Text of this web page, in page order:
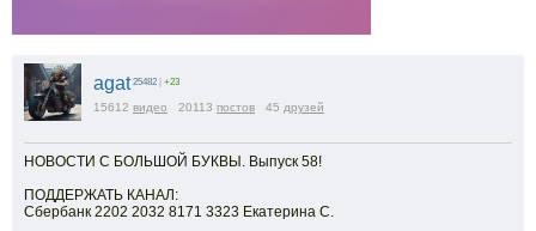
agat 25482 +23
15612 видео 20113 постов 45 друзей
НОВОСТИ С БОЛЬШОЙ БУКВЫ. Выпуск 58!
ПОДДЕРЖАТЬ КАНАЛ:
Сбербанк 2202 2032 8171 3323 Екатерина С.